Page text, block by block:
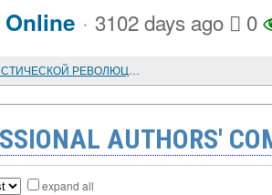
· 3102 days ago 0
ПОБЕДА СОЦИАЛИСТИЧЕСКОЙ РЕВОЛЮЦИИ НА СЕВЕРНОМ КАВКАЗЕ
AUTHORS'
expand all